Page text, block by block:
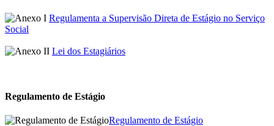
Regulamenta a Supervisão Direta de Estágio no Serviço
Social
Lei dos Estagiários
Regulamento de Estágio
Regulamento de Estágio